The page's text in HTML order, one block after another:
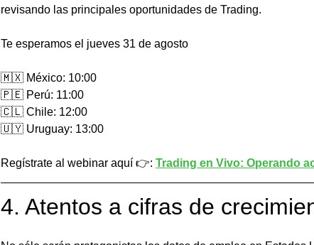
revisando las principales oportunidades de Trading.
Te esperamos el jueves 31 de agosto
🇲🇽 México: 10:00
🇵🇪 Perú: 11:00
🇨🇱 Chile: 12:00
🇺🇾 Uruguay: 13:00
Regístrate al webinar aquí 👉: Trading en Vivo: Operando
4. Atentos a cifras de